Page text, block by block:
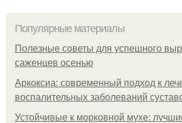
Популярные материалы
Полезные советы для успешного
саженцев осенью
Аркоксиа: современный подход к
воспалительных заболеваний
Устойчивые к морковной мухе: